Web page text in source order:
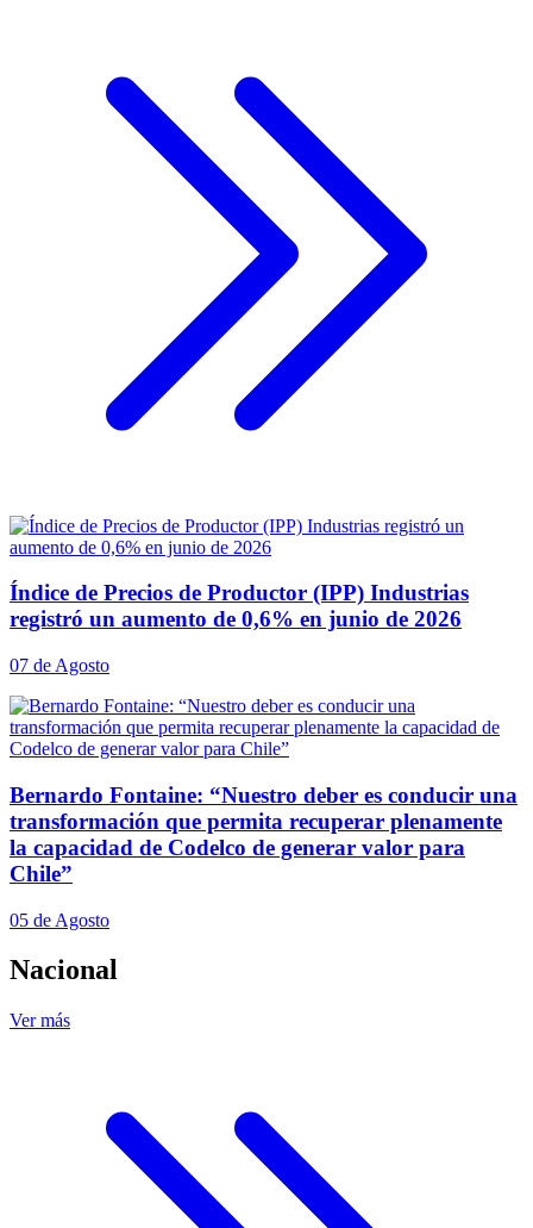
Índice de Precios de Productor (IPP) Industrias
registró un aumento de 0,6% en junio de 2026
07 de Agosto
Bernardo Fontaine: “Nuestro deber es conducir una
transformación que permita recuperar plenamente
la capacidad de Codelco de generar valor para
Chile”
05 de Agosto
Nacional
Ver más